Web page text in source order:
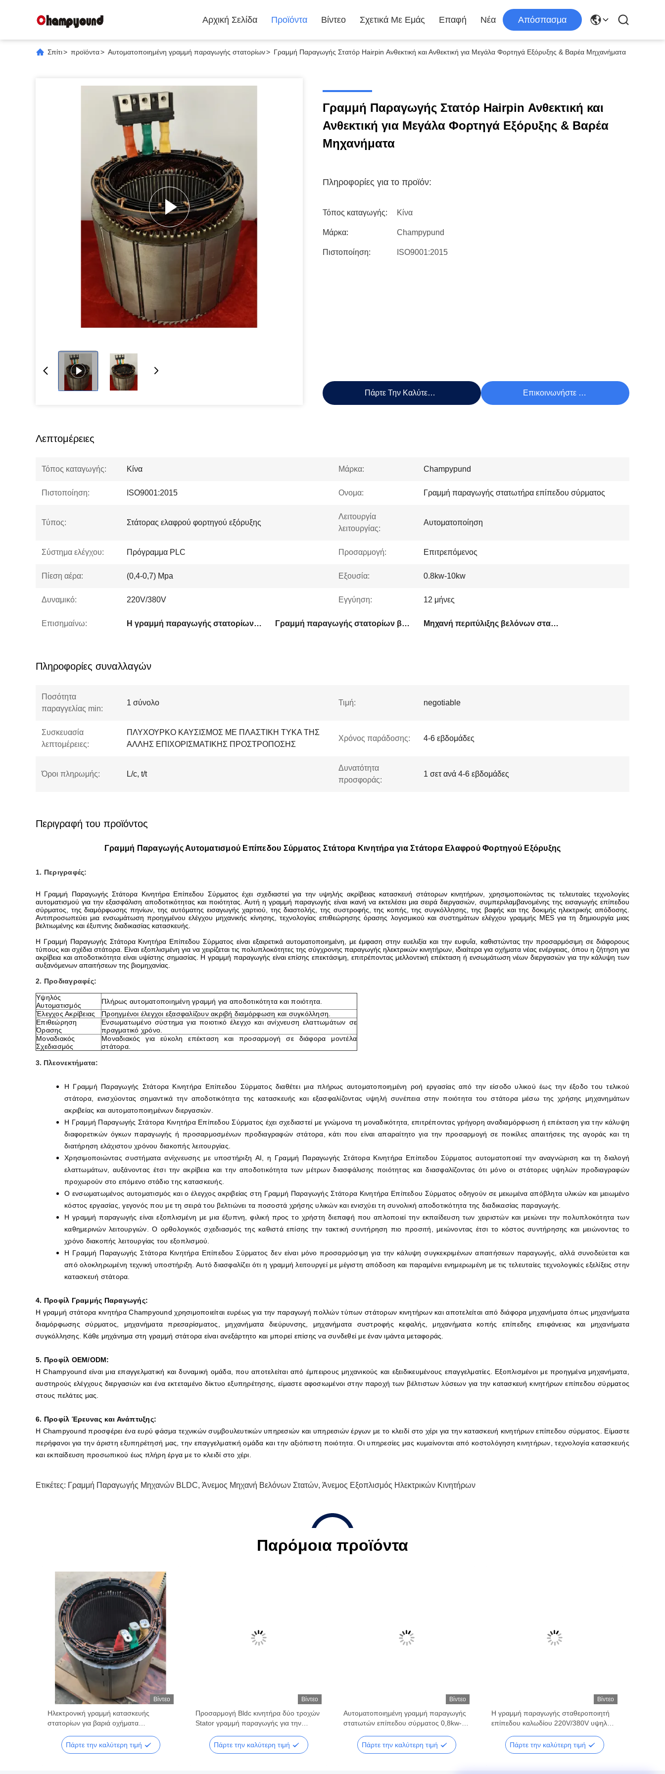
Αρχική Σελίδα Προϊόντα Βίντεο Σχετικά Με Εμάς Επαφή Νέα Απόσπασμα
Σπίτι> προϊόντα> Αυτοματοποιημένη γραμμή παραγωγής στατορίων> Γραμμή Παραγωγής Στατόρ Hairpin Ανθεκτική και Ανθεκτική για Μεγάλα Φορτηγά Εξόρυξης & Βαρέα Μηχανήματα
Γραμμή Παραγωγής Στατόρ Hairpin Ανθεκτική και
Ανθεκτική για Μεγάλα Φορτηγά Εξόρυξης & Βαρέα
Μηχανήματα
Πληροφορίες για το προϊόν:
Τόπος καταγωγής: Κίνα
Μάρκα: Champypund
Πιστοποίηση: ISO9001:2015
Πάρτε Την Καλύτερη Τιμή Επικοινωνήστε Τώρα
Λεπτομέρειες
Τόπος καταγωγής: Κίνα Μάρκα: Champypund
Πιστοποίηση: ISO9001:2015 Ονομα: Γραμμή παραγωγής στατωτήρα επίπεδου σύρματος
Τύπος: Στάτορας ελαφρού φορτηγού εξόρυξης
Λειτουργία
λειτουργίας:
Αυτοματοποίηση
Σύστημα ελέγχου: Πρόγραμμα PLC Προσαρμογή: Επιτρεπόμενος
Πίεση αέρα: (0,4-0,7) Mpa Εξουσία: 0.8kw-10kw
Δυναμικό: 220V/380V Εγγύηση: 12 μήνες
Επισημαίνω: Η γραμμή παραγωγής στατορίων ODM Γραμμή παραγωγής στατορίων βελόνων Μηχανή περιτύλιξης βελόνων στατορ ODM
Πληροφορίες συναλλαγών
Ποσότητα
παραγγελίας min:
1 σύνολο Τιμή: negotiable
Συσκευασία
λεπτομέρειες:
ΠΛΥΧΟΥΡΚΟ ΚΑΥΣΙΣΜΟΣ ΜΕ ΠΛΑΣΤΙΚΗ ΤΥΚΑ ΤΗΣ
ΑΛΛΗΣ ΕΠΙΧΟΡΙΣΜΑΤΙΚΗΣ ΠΡΟΣΤΡΟΠΟΣΗΣ
Χρόνος παράδοσης: 4-6 εβδομάδες
Όροι πληρωμής: L/c, t/t
Δυνατότητα
προσφοράς:
1 σετ ανά 4-6 εβδομάδες
Περιγραφή του προϊόντος
Γραμμή Παραγωγής Αυτοματισμού Επίπεδου Σύρματος Στάτορα Κινητήρα για Στάτορα Ελαφρού Φορτηγού Εξόρυξης
1. Περιγραφές:
Η Γραμμή Παραγωγής Στάτορα Κινητήρα Επίπεδου Σύρματος έχει σχεδιαστεί για την υψηλής ακρίβειας κατασκευή στάτορων κινητήρων, χρησιμοποιώντας τις τελευταίες τεχνολογίες
αυτοματισμού για την εξασφάλιση αποδοτικότητας και ποιότητας. Αυτή η γραμμή παραγωγής είναι ικανή να εκτελέσει μια σειρά διεργασιών, συμπεριλαμβανομένης της εισαγωγής επίπεδου
σύρματος, της διαμόρφωσης πηνίων, της αυτόματης εισαγωγής χαρτιού, της διαστολής, της συστροφής, της κοπής, της συγκόλλησης, της βαφής και της δοκιμής ηλεκτρικής απόδοσης.
Αντιπροσωπεύει μια ενσωμάτωση προηγμένου ελέγχου μηχανικής κίνησης, τεχνολογίας επιθεώρησης όρασης λογισμικού και συστημάτων ελέγχου γραμμής MES για τη δημιουργία μιας
βελτιωμένης και έξυπνης διαδικασίας κατασκευής.
Η Γραμμή Παραγωγής Στάτορα Κινητήρα Επίπεδου Σύρματος είναι εξαιρετικά αυτοματοποιημένη, με έμφαση στην ευελιξία και την ευφυΐα, καθιστώντας την προσαρμόσιμη σε διάφορους
τύπους και σχέδια στάτορα. Είναι εξοπλισμένη για να χειρίζεται τις πολυπλοκότητες της σύγχρονης παραγωγής ηλεκτρικών κινητήρων, ιδιαίτερα για οχήματα νέας ενέργειας, όπου η ζήτηση για
ακρίβεια και αποδοτικότητα είναι υψίστης σημασίας. Η γραμμή παραγωγής είναι επίσης επεκτάσιμη, επιτρέποντας μελλοντική επέκταση ή ενσωμάτωση νέων διεργασιών για την κάλυψη των
αυξανόμενων απαιτήσεων της βιομηχανίας.
2. Προδιαγραφές:
Υψηλός
Αυτοματισμός
Πλήρως αυτοματοποιημένη γραμμή για αποδοτικότητα και ποιότητα.
Έλεγχος Ακρίβειας
Προηγμένοι έλεγχοι εξασφαλίζουν ακριβή διαμόρφωση και συγκόλληση.
Επιθεώρηση
Όρασης
Ενσωματωμένο σύστημα για ποιοτικό έλεγχο και ανίχνευση ελαττωμάτων σε
πραγματικό χρόνο.
Μοναδιακός
Σχεδιασμός
Μοναδιακός για εύκολη επέκταση και προσαρμογή σε διάφορα μοντέλα
στάτορα.
3. Πλεονεκτήματα:
Η Γραμμή Παραγωγής Στάτορα Κινητήρα Επίπεδου Σύρματος διαθέτει μια πλήρως αυτοματοποιημένη ροή εργασίας από την είσοδο υλικού έως την έξοδο του τελικού
στάτορα, ενισχύοντας σημαντικά την αποδοτικότητα της κατασκευής και εξασφαλίζοντας υψηλή συνέπεια στην ποιότητα του στάτορα μέσω της χρήσης μηχανημάτων
ακριβείας και αυτοματοποιημένων διεργασιών.
Η Γραμμή Παραγωγής Στάτορα Κινητήρα Επίπεδου Σύρματος έχει σχεδιαστεί με γνώμονα τη μοναδικότητα, επιτρέποντας γρήγορη αναδιαμόρφωση ή επέκταση για την κάλυψη
διαφορετικών όγκων παραγωγής ή προσαρμοσμένων προδιαγραφών στάτορα, κάτι που είναι απαραίτητο για την προσαρμογή σε ποικίλες απαιτήσεις της αγοράς και τη
διατήρηση ελάχιστου χρόνου διακοπής λειτουργίας.
Χρησιμοποιώντας συστήματα ανίχνευσης με υποστήριξη AI, η Γραμμή Παραγωγής Στάτορα Κινητήρα Επίπεδου Σύρματος αυτοματοποιεί την αναγνώριση και τη διαλογή
ελαττωμάτων, αυξάνοντας έτσι την ακρίβεια και την αποδοτικότητα των μέτρων διασφάλισης ποιότητας και διασφαλίζοντας ότι μόνο οι στάτορες υψηλών προδιαγραφών
προχωρούν στο επόμενο στάδιο της κατασκευής.
Ο ενσωματωμένος αυτοματισμός και ο έλεγχος ακριβείας στη Γραμμή Παραγωγής Στάτορα Κινητήρα Επίπεδου Σύρματος οδηγούν σε μειωμένα απόβλητα υλικών και μειωμένο
κόστος εργασίας, γεγονός που με τη σειρά του βελτιώνει τα ποσοστά χρήσης υλικών και ενισχύει τη συνολική αποδοτικότητα της διαδικασίας παραγωγής.
Η γραμμή παραγωγής είναι εξοπλισμένη με μια έξυπνη, φιλική προς το χρήστη διεπαφή που απλοποιεί την εκπαίδευση των χειριστών και μειώνει την πολυπλοκότητα των
καθημερινών λειτουργιών. Ο ορθολογικός σχεδιασμός της καθιστά επίσης την τακτική συντήρηση πιο προσιτή, μειώνοντας έτσι το κόστος συντήρησης και μειώνοντας το
χρόνο διακοπής λειτουργίας του εξοπλισμού.
Η Γραμμή Παραγωγής Στάτορα Κινητήρα Επίπεδου Σύρματος δεν είναι μόνο προσαρμόσιμη για την κάλυψη συγκεκριμένων απαιτήσεων παραγωγής, αλλά συνοδεύεται και
από ολοκληρωμένη τεχνική υποστήριξη. Αυτό διασφαλίζει ότι η γραμμή λειτουργεί με μέγιστη απόδοση και παραμένει ενημερωμένη με τις τελευταίες τεχνολογικές εξελίξεις στην
κατασκευή στάτορα.
4. Προφίλ Γραμμής Παραγωγής:
Η γραμμή στάτορα κινητήρα Champyound χρησιμοποιείται ευρέως για την παραγωγή πολλών τύπων στάτορων κινητήρων και αποτελείται από διάφορα μηχανήματα όπως μηχανήματα
διαμόρφωσης σύρματος, μηχανήματα πρεσαρίσματος, μηχανήματα διεύρυνσης, μηχανήματα συστροφής κεφαλής, μηχανήματα κοπής επίπεδης επιφάνειας και μηχανήματα
συγκόλλησης. Κάθε μηχάνημα στη γραμμή στάτορα είναι ανεξάρτητο και μπορεί επίσης να συνδεθεί με έναν ιμάντα μεταφοράς.
5. Προφίλ OEM/ODM:
Η Champyound είναι μια επαγγελματική και δυναμική ομάδα, που αποτελείται από έμπειρους μηχανικούς και εξειδικευμένους επαγγελματίες. Εξοπλισμένοι με προηγμένα μηχανήματα,
αυστηρούς ελέγχους διεργασιών και ένα εκτεταμένο δίκτυο εξυπηρέτησης, είμαστε αφοσιωμένοι στην παροχή των βέλτιστων λύσεων για την κατασκευή κινητήρων επίπεδου σύρματος
στους πελάτες μας.
6. Προφίλ Έρευνας και Ανάπτυξης:
Η Champyound προσφέρει ένα ευρύ φάσμα τεχνικών συμβουλευτικών υπηρεσιών και υπηρεσιών έργων με το κλειδί στο χέρι για την κατασκευή κινητήρων επίπεδου σύρματος. Είμαστε
περήφανοι για την άριστη εξυπηρέτησή μας, την επαγγελματική ομάδα και την αξιόπιστη ποιότητα. Οι υπηρεσίες μας κυμαίνονται από κοστολόγηση κινητήρων, τεχνολογία κατασκευής
και εκπαίδευση προσωπικού έως πλήρη έργα με το κλειδί στο χέρι.
Ετικέτες: Γραμμή Παραγωγής Μηχανών BLDC, Άνεμος Μηχανή Βελόνων Στατών, Άνεμος Εξοπλισμός Ηλεκτρικών Κινητήρων
Παρόμοια προϊόντα
Βίντεο
Ηλεκτρονική γραμμή κατασκευής
στατορίων για βαριά οχήματα
Πάρτε την καλύτερη τιμή
Βίντεο
Προσαρμογή Bldc κινητήρα δύο τροχών
Stator γραμμή παραγωγής για την
Πάρτε την καλύτερη τιμή
Βίντεο
Αυτοματοποιημένη γραμμή παραγωγής
στατωτών επίπεδου σύρματος 0,8kw-
Πάρτε την καλύτερη τιμή
Βίντεο
Η γραμμή παραγωγής σταθεροποιητή
επίπεδου καλωδίου 220V/380V υψηλής
Πάρτε την καλύτερη τιμή